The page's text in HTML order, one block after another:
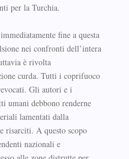
per la Turchia.
fine a questa
nei confronti dell’intera
è rivolta
curda. Tutti i coprifuoco
Gli autori e i
umani debbono renderne
lamentati dalla
risarciti. A questo scopo
nazionali e